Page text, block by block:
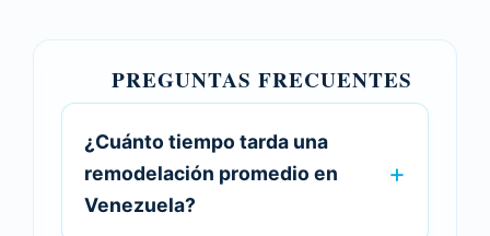
PREGUNTAS FRECUENTES
¿Cuánto tiempo tarda una
remodelación promedio en
Venezuela?